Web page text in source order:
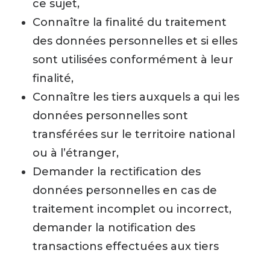
ce sujet,
Connaître la finalité du traitement
des données personnelles et si elles
sont utilisées conformément à leur
finalité,
Connaître les tiers auxquels a qui les
données personnelles sont
transférées sur le territoire national
ou à l’étranger,
Demander la rectification des
données personnelles en cas de
traitement incomplet ou incorrect,
demander la notification des
transactions effectuées aux tiers